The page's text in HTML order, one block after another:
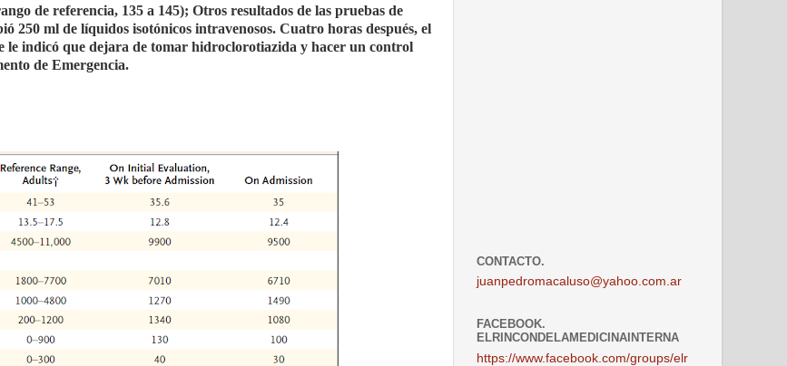
de referencia, 135 a 145); Otros resultados de las pruebas de
250 ml de líquidos isotónicos intravenosos. Cuatro horas después, el
le indicó que dejara de tomar hidroclorotiazida y hacer un control
de Emergencia.
CONTACTO.
juanpedromacaluso@yahoo.com.ar
FACEBOOK.
ELRINCONDELAMEDICINAINTERNA
https://www.facebook.com/groups/elr